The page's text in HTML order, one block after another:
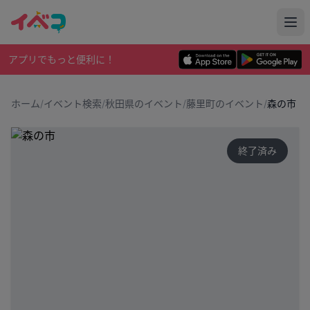
アプリでもっと便利に！
ホーム/イベント検索/秋田県のイベント/藤里町のイベント/森の市
終了済み